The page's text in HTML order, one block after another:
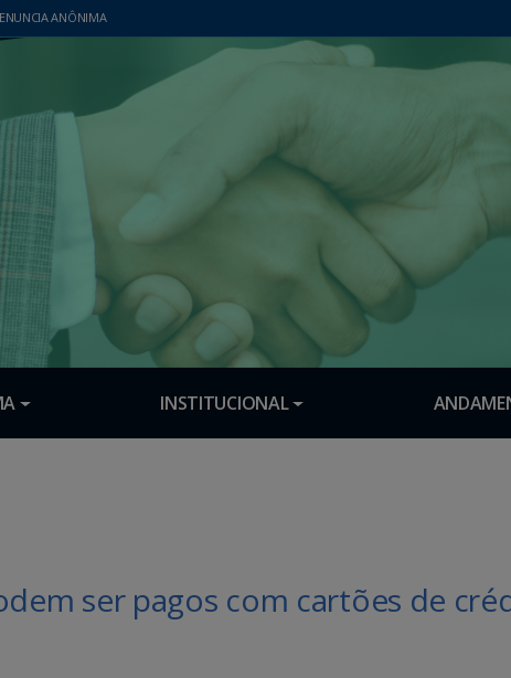
ANÔNIMA
INSTITUCIONAL
ser pagos com cartões de